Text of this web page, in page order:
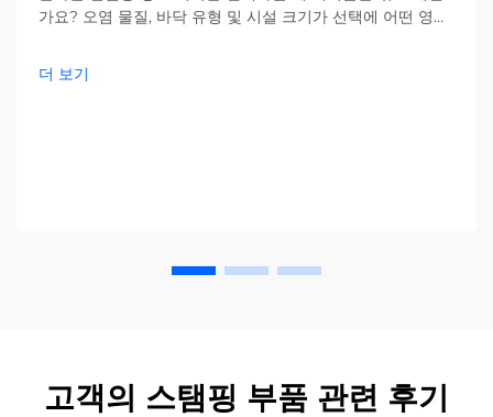
가요? 오염 물질, 바닥 유형 및 시설 크기가 선택에 어떤 영향
세요—지금 바로 전체 가이드를 확인하세요.
더 보기
고객의 스탬핑 부품 관련 후기